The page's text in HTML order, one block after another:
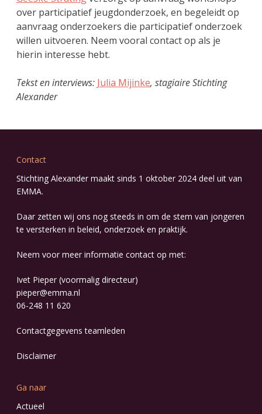
over participatief jeugdonderzoek, en begeleidt op
aanvraag onderzoekers die participatief onderzoek
willen uitvoeren. Neem vooral contact op als je
hierin interesse hebt.
Tekst en interviews: Julia Mijinke, stagiaire Stichting
Alexander
Contact
Stichting Alexander maakt sinds 1 oktober 2024 deel uit van
EMMA.
Daar zetten wij ons nog steeds in om de stem van jongeren
te versterken in beleid, onderzoek en praktijk.
Neem voor meer informatie contact op met:
Ivet Pieper (voormalig directeur)
pieper@emma.nl
06-248 11 620
Contactgegevensteamleden
Disclaimer
Ga naar
Actueel